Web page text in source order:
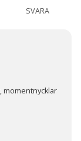
SVARA
momentnycklar